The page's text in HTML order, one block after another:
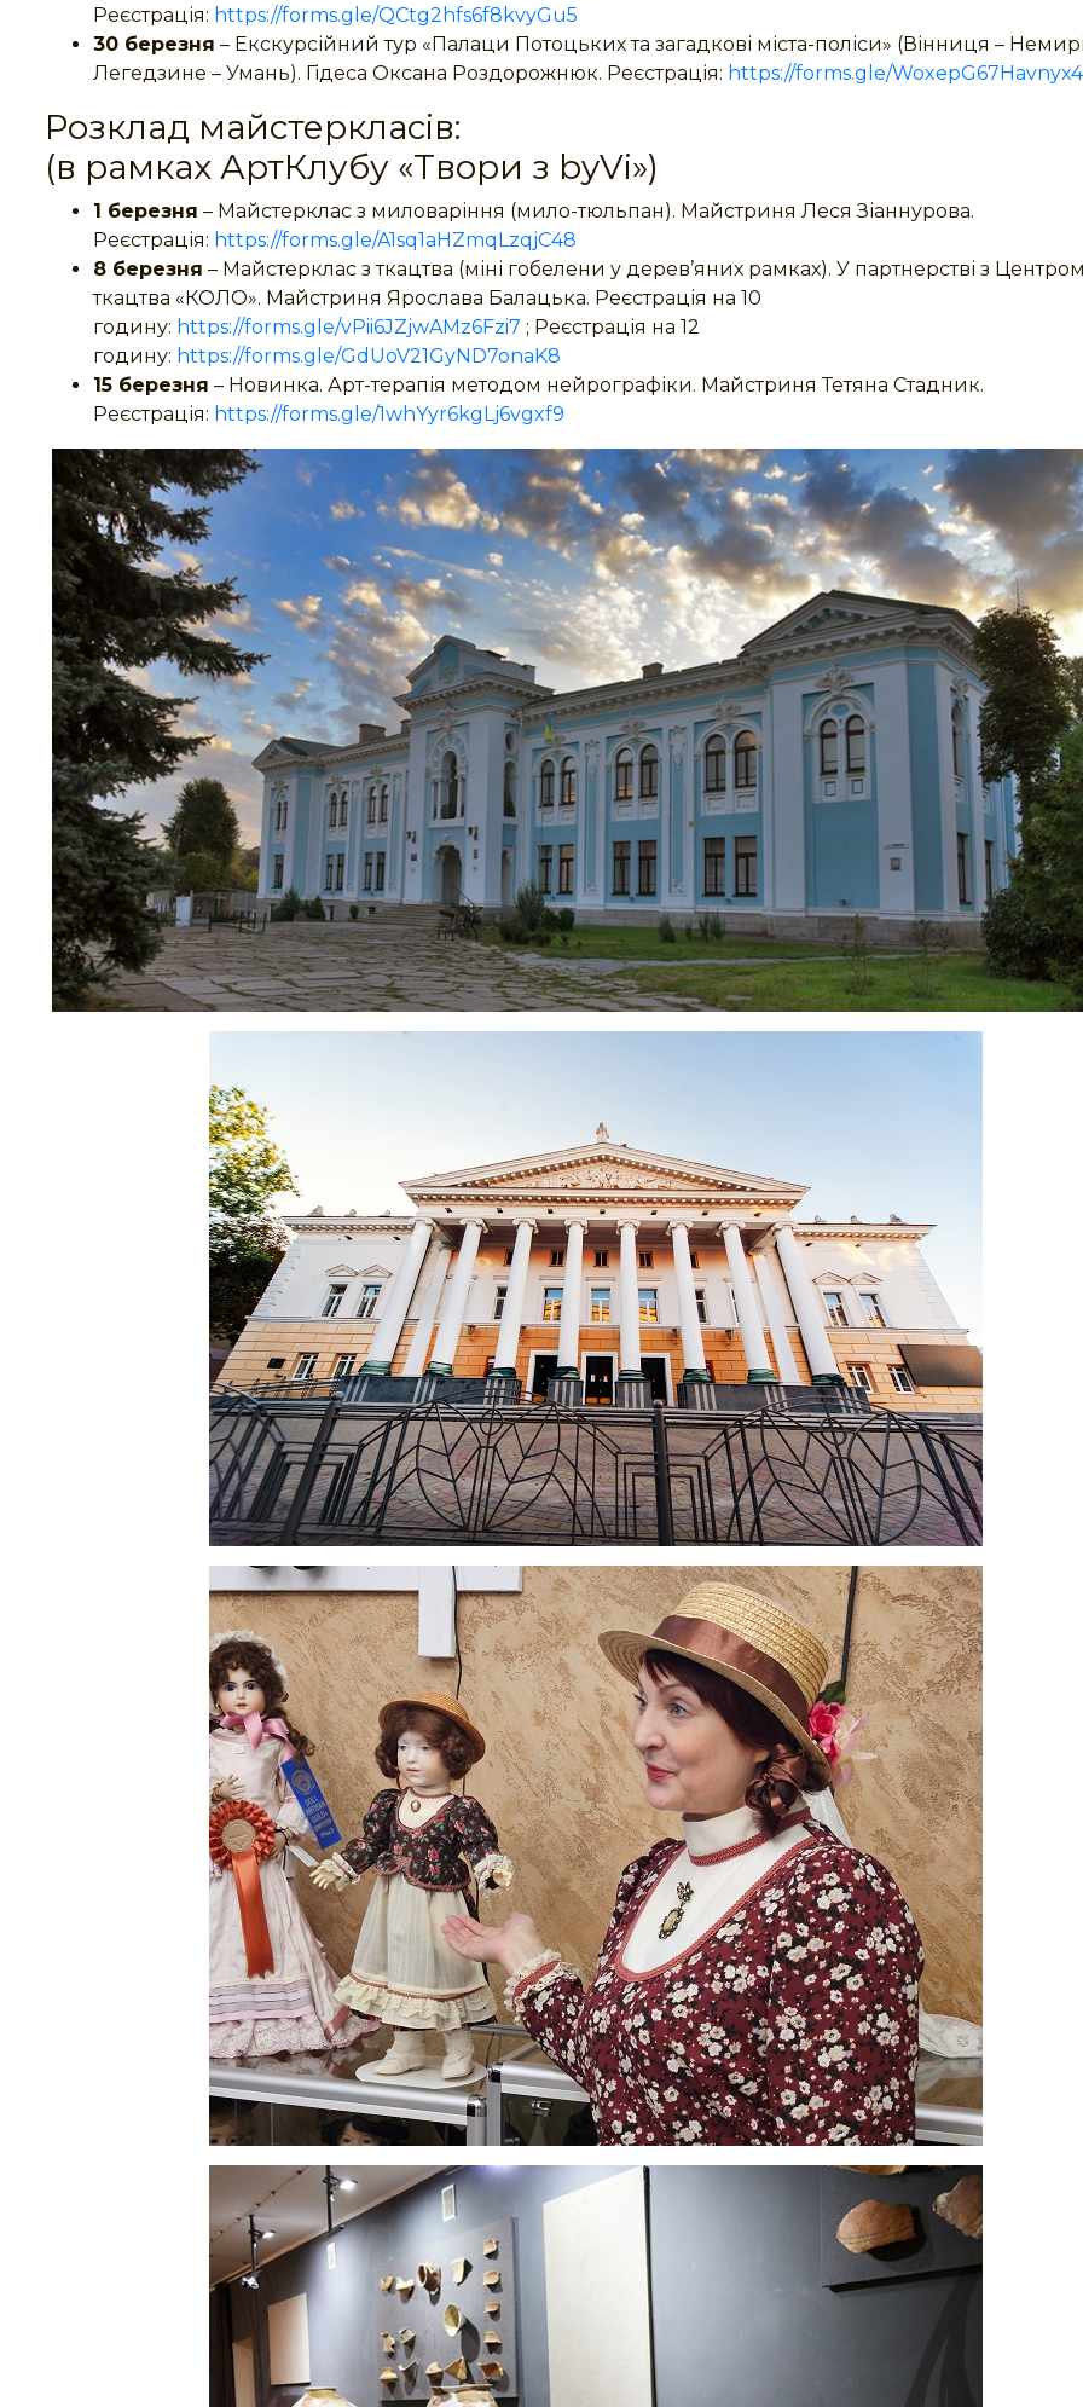
Реєстрація: https://forms.gle/QCtg2hfs6f8kvyGu5
30 березня – Екскурсійний тур «Палаци Потоцьких та загадкові міста-поліси» (Вінниця –
Легедзине – Умань). Гідеса Оксана Роздорожнюк. Реєстрація: https://forms.gle/
Розклад майстеркласів:
(в рамках АртКлубу «Твори з byVi»)
1 березня – Майстерклас з миловаріння (мило-тюльпан). Майстриня Леся Зіаннурова.
Реєстрація: https://forms.gle/A1sq1aHZmqLzqjC48
8 березня – Майстерклас з ткацтва (міні гобелени у дерев’яних рамках). У партнерстві з
ткацтва «КОЛО». Майстриня Ярослава Балацька. Реєстрація на 10
годину: https://forms.gle/vPii6JZjwAMz6Fzi7 ; Реєстрація на 12
годину: https://forms.gle/GdUoV21GyND7onaK8
15 березня – Новинка. Арт-терапія методом нейрографіки. Майстриня Тетяна Стадник.
Реєстрація: https://forms.gle/1whYyr6kgLj6vgxf9